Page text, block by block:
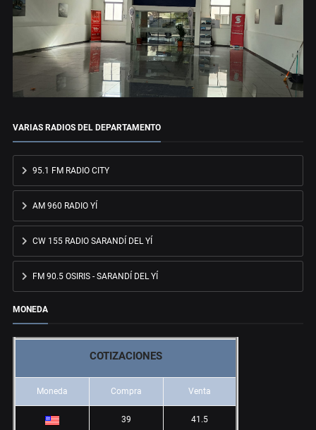
VARIAS RADIOS DEL DEPARTAMENTO
95.1 FM RADIO CITY
AM 960 RADIO YÍ
CW 155 RADIO SARANDÍ DEL YÍ
FM 90.5 OSIRIS - SARANDÍ DEL YÍ
MONEDA
COTIZACIONES
Moneda Compra Venta
39 41.5